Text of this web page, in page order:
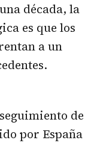
década, la
es que los
a un
de
por España